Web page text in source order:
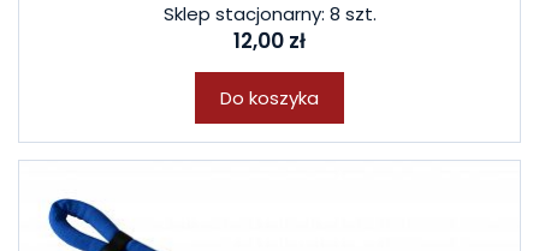
Sklep stacjonarny: 8 szt.
12,00 zł
Do koszyka